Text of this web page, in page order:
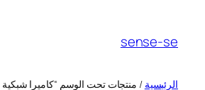
sense-se
الرئيسية